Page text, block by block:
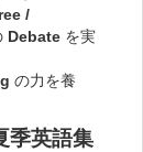
/
Debate を実
の力を養
英語集